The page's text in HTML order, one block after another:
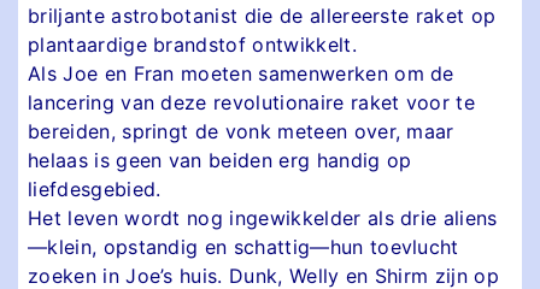
briljante astrobotanist die de allereerste raket op
plantaardige brandstof ontwikkelt.
Als Joe en Fran moeten samenwerken om de
lancering van deze revolutionaire raket voor te
bereiden, springt de vonk meteen over, maar
helaas is geen van beiden erg handig op
liefdesgebied.
Het leven wordt nog ingewikkelder als drie aliens
—klein, opstandig en schattig—hun toevlucht
zoeken in Joe’s huis. Dunk, Welly en Shirm zijn op